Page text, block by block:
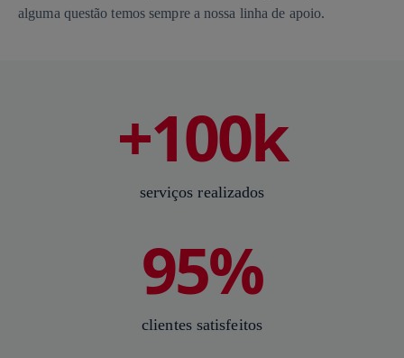
alguma questão temos sempre a nossa linha de apoio.
+100k
serviços realizados
95%
clientes satisfeitos